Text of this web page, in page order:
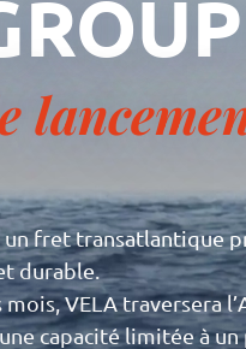
fret transatlantique
durable.
mois, VELA traversera
capacité limitée à